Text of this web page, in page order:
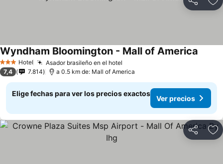
Compartir
3 Estrellas
Hotel Asador brasileño en el hotel
Wyndham Bloomington - Mall of America
7,4 7.814 a 0.5 km de: Mall of America
Elige fechas para ver los precios exactos
Ver precios
Compartir